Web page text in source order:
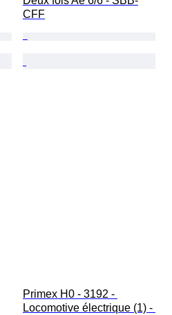
CFF
Primex H0 - 3192 -
Locomotive électrique (1) -